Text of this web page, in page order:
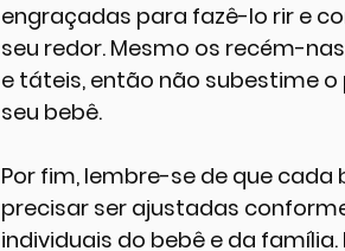
engraçadas para fazê-lo rir e
seu redor. Mesmo os recém-
e táteis, então não subestime
seu bebê.
Por fim, lembre-se de que
precisar ser ajustadas
individuais do bebê e da